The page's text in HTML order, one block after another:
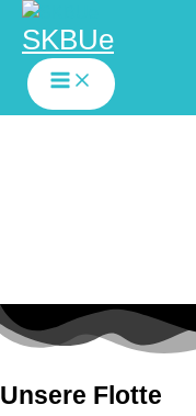
SKBUe
Unsere Flotte